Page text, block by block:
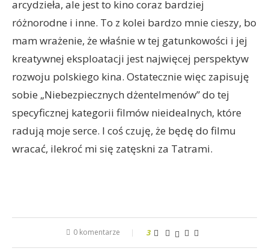
arcydzieła, ale jest to kino coraz bardziej
różnorodne i inne. To z kolei bardzo mnie cieszy, bo
mam wrażenie, że właśnie w tej gatunkowości i jej
kreatywnej eksploatacji jest najwięcej perspektyw
rozwoju polskiego kina. Ostatecznie więc zapisuję
sobie „Niebezpiecznych dżentelmenów” do tej
specyficznej kategorii filmów nieidealnych, które
radują moje serce. I coś czuję, że będę do filmu
wracać, ilekroć mi się zatęskni za Tatrami.
0 komentarze 3